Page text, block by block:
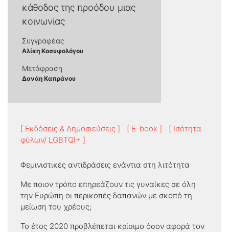
κάθοδος της προόδου μιας
κοινωνίας
Συγγραφέας
Αλίκη Κοσυφολόγου
Μετάφραση
Δανάη Καπράνου
[ Εκδόσεις & Δημοσιεύσεις ] [ E-book ]
[ Ισότητα
φύλων/ LGBTQI+ ]
Φεμινιστικές αντιδράσεις ενάντια στη λιτότητα
Με ποιον τρόπο επηρεάζουν τις γυναίκες σε όλη
την Ευρώπη οι περικοπές δαπανών με σκοπό τη
μείωση του χρέους;
Το έτος 2020 προβλέπεται κρίσιμο όσον αφορά τον